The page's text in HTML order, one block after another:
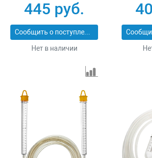
06-20
445 руб.
Сообщить о поступлении
Нет в наличии